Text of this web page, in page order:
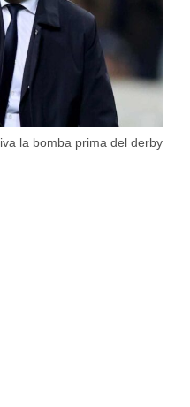
la bomba prima del derby